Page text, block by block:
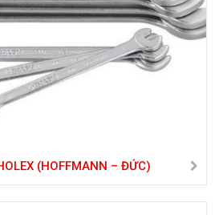
(HOFFMANN – ĐỨC)